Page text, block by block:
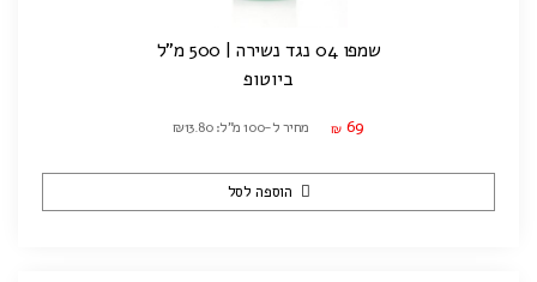
שמפו 04 נגד נשירה | 500 מ"ל
ביוטופ
₪ 69 מחיר ל-100 מ"ל: ₪13.80
הוספה לסל